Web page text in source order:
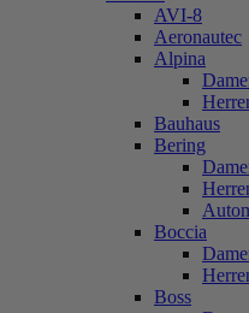
AVI-8
Aeronautec
Alpina
Bauhaus
Bering
Boccia
Boss